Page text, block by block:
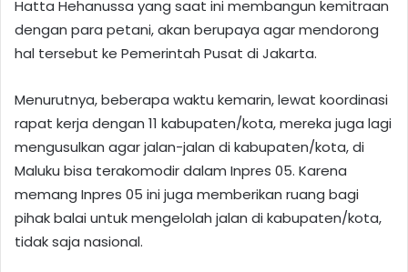
Hatta Hehanussa yang saat ini membangun kemitraan
dengan para petani, akan berupaya agar mendorong
hal tersebut ke Pemerintah Pusat di Jakarta.
Menurutnya, beberapa waktu kemarin, lewat koordinasi
rapat kerja dengan 11 kabupaten/kota, mereka juga lagi
mengusulkan agar jalan-jalan di kabupaten/kota, di
Maluku bisa terakomodir dalam Inpres 05. Karena
memang Inpres 05 ini juga memberikan ruang bagi
pihak balai untuk mengelolah jalan di kabupaten/kota,
tidak saja nasional.